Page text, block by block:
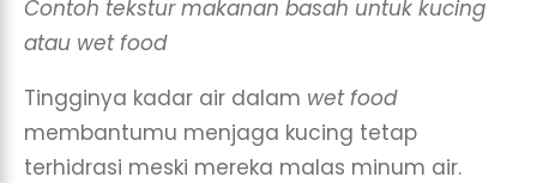
Contoh tekstur makanan basah untuk kucing
atau wet food
Tingginya kadar air dalam wet food
membantumu menjaga kucing tetap
terhidrasi meski mereka malas minum air.